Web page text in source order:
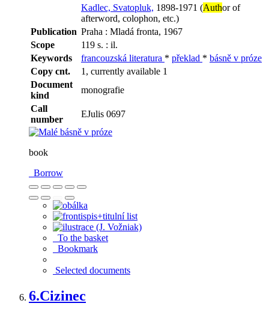
Kadlec, Svatopluk, 1898-1971 (Author of
afterword, colophon, etc.)
Publication Praha : Mladá fronta, 1967
Scope
119 s. : il.
Keywords
francouzská literatura * překlad * básně v próze
Copy cnt.
1, currently available 1
Document
kind
monografie
Call
number
EJulis 0697
book
Borrow
To the basket
Bookmark
Selected documents
6.Cizinec